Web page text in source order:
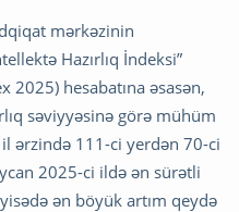
mərkəzinin
Hazırlıq İndeksi”
2025) hesabatına əsasən,
səviyyəsinə görə mühüm
ərzində 111-ci yerdən 70-ci
2025-ci ildə ən sürətli
ən böyük artım qeydə